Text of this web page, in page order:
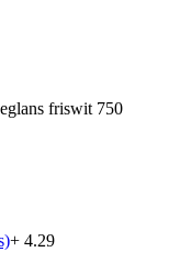
friswit 750
+ 4.29